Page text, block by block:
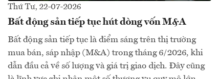
Thứ Tư, 22-07-2026
Bất động sản tiếp tục hút dòng vốn M&A
Bất động sản tiếp tục là điểm sáng trên thị trường
mua bán, sáp nhập (M&A) trong tháng 6/2026, khi
dẫn đầu cả về số lượng và giá trị giao dịch. Đây cũng